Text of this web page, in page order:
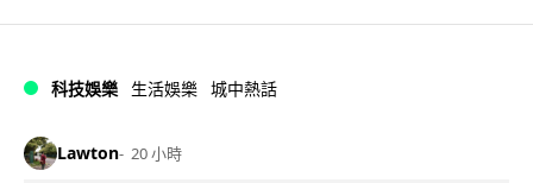
科技娛樂 生活娛樂 城中熱話
Lawton 20 小時